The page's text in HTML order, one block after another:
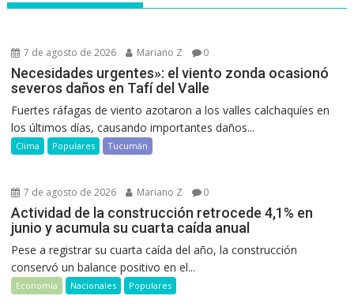
7 de agosto de 2026 Mariano Z 0
Necesidades urgentes»: el viento zonda ocasionó
severos daños en Tafí del Valle
Fuertes ráfagas de viento azotaron a los valles calchaquíes en
los últimos días, causando importantes daños...
Clima Populares Tucumán
7 de agosto de 2026 Mariano Z 0
Actividad de la construcción retrocede 4,1% en
junio y acumula su cuarta caída anual
Pese a registrar su cuarta caída del año, la construcción
conservó un balance positivo en el...
Economía Nacionales Populares